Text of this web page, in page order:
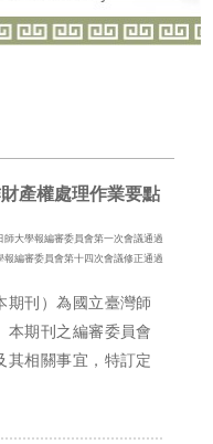
產權處理作業要點
師大學報編審委員會第一次會議通過
報編審委員會第十四次會議修正通過
期刊）為國立臺灣師
本期刊之編審委員會
其相關事宜，特訂定